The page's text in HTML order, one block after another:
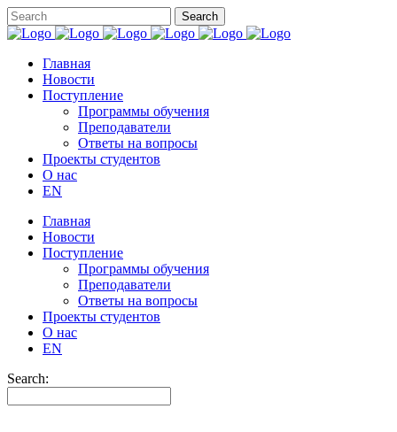
Главная
Новости
Поступление
Программы обучения
Преподаватели
Ответы на вопросы
Проекты студентов
О нас
EN
Главная
Новости
Поступление
Программы обучения
Преподаватели
Ответы на вопросы
Проекты студентов
О нас
EN
Search: